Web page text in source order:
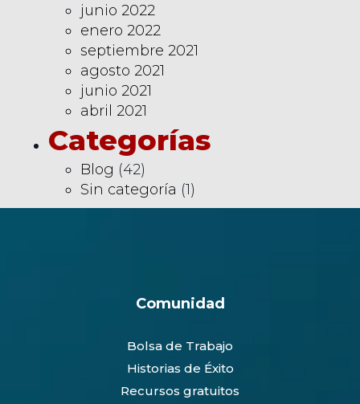
junio 2022
enero 2022
septiembre 2021
agosto 2021
junio 2021
abril 2021
Categorías
Blog (42)
Sin categoría (1)
Comunidad
Bolsa de Trabajo
Historias de Éxito
Recursos gratuitos